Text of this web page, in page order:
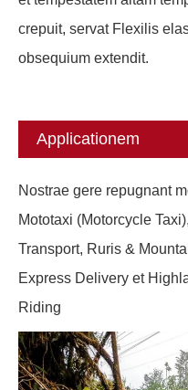
crepuit, servat Flexilis
obsequium extendit.
Applicationem
Nostrae gere repugnant
Mototaxi (Motorcycle
Transport, Ruris &
Express Delivery et
Riding